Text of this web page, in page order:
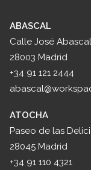
ABASCAL
Calle José Abascal
28003 Madrid
+34 91 121 2444
ATOCHA
Paseo de las
28045 Madrid
+34 91 110 4321